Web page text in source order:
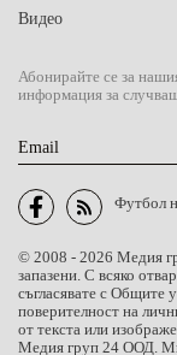
Видео
Абонирайте се за
информация за
Email
Футбол
© 2008 - 2026 Медия
запазени. С всяко
съгласявате с Общите
поверителност на
от текста или
Медия груп 24 ООД.